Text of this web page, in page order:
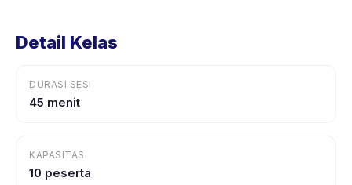
Detail Kelas
DURASI SESI
45 menit
KAPASITAS
10 peserta